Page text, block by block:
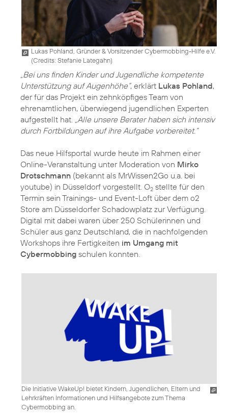
Lukas Pohland, Gründer & Vorsitzender Cybermobbing-Hilfe e.V.
(Credits: Stefanie Lategahn)
„Bei uns finden Kinder und Jugendliche kompetente
Unterstützung auf Augenhöhe“, erklärt Lukas Pohland,
der für das Projekt ein zehnköpfiges Team von
ehrenamtlichen, überwiegend jugendlichen Experten
aufgestellt hat. „Alle unsere Berater haben sich intensiv
durch Fortbildungen auf ihre Aufgabe vorbereitet.“
Das neue Hilfsportal wurde heute im Rahmen einer
Online-Veranstaltung unter Moderation von Mirko
Drotschmann (bekannt als MrWissen2Go u.a. bei
youtube) in Düsseldorf vorgestellt. O2 stellte für den
Termin sein Trainings- und Event-Loft über dem o2
Store am Düsseldorfer Schadowplatz zur Verfügung.
Digital mit dabei waren über 250 Schülerinnen und
Schüler aus ganz Deutschland, die in nachfolgenden
Workshops ihre Fertigkeiten im Umgang mit
Cybermobbing
Die Initiative WakeUp! bietet Kindern, Jugendlichen, Eltern und
Lehrkräften Informationen und Hilfsangebote zum Thema
Cybermobbing an.